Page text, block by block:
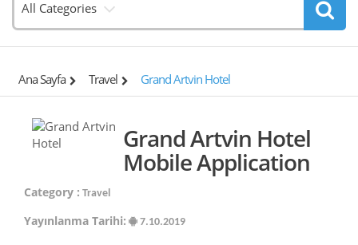
All Categories
Ana Sayfa Travel Grand Artvin Hotel
Grand Artvin Hotel
Mobile Application
Category : Travel
Yayınlanma Tarihi: 7.10.2019